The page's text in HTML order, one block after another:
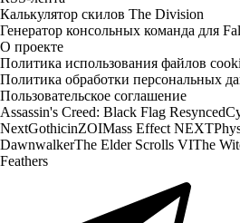
Калькулятор скилов The Division
Генератор консольных команда для
О проекте
Политика использования файлов
Политика обработки персональных
Пользовательское соглашение
Assassin's Creed: Black Flag Resynced
NextGothicinZOIMass Effect NEXT
DawnwalkerThe Elder Scrolls VIThe
Feathers